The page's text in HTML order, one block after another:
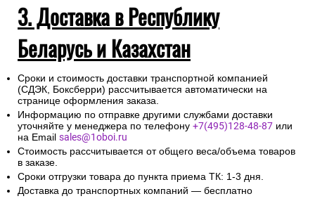
3. Доставка в Республику
Беларусь и Казахстан
Сроки и стоимость доставки транспортной компанией
(СДЭК, Боксберри) рассчитывается автоматически на
странице оформления заказа.
Информацию по отправке другими службами доставки
уточняйте у менеджера по телефону +7(495)128-48-87 или
на Email sales@1oboi.ru
Стоимость рассчитывается от общего веса/объема товаров
в заказе.
Сроки отгрузки товара до пункта приема ТК: 1-3 дня.
Доставка до транспортных компаний — бесплатно